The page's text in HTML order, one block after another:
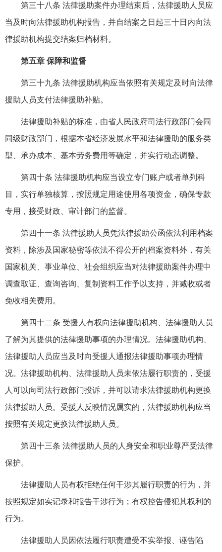
第三十八条 法律援助案件办理结束后，法律援助人员应
当及时向法律援助机构报告，并自结案之日起三十日内向法
律援助机构提交结案归档材料。
第五章 保障和监督
第三十九条 法律援助机构应当依照有关规定及时向法律
援助人员支付法律援助补贴。
法律援助补贴的标准，由省人民政府司法行政部门会同
同级财政部门，根据本省经济发展水平和法律援助的服务类
型、承办成本、基本劳务费用等确定，并实行动态调整。
第四十条 法律援助机构应当设立专门账户或者单列科
目，实行单独核算，按照规定用途使用各项资金，确保专款
专用，接受财政、审计部门的监督。
第四十一条 法律援助人员凭法律援助公函依法利用档案
资料，除涉及国家秘密等依法不得公开的档案资料外，有关
国家机关、事业单位、社会组织应当对法律援助案件办理中
调查取证、查询咨询、复制资料工作予以支持，并减收或者
免收相关费用。
第四十二条 受援人有权向法律援助机构、法律援助人员
了解为其提供的法律援助事项的办理情况。法律援助机构、
法律援助人员应当及时向受援人通报法律援助事项办理情
况。法律援助机构、法律援助人员未依法履行职责的，受援
人可以向司法行政部门投诉，并可以请求法律援助机构更换
法律援助人员。受援人反映情况属实的，法律援助机构应当
按照有关规定更换法律援助人员。
第四十三条 法律援助人员的人身安全和职业尊严受法律
保护。
法律援助人员有权拒绝任何干涉其履行职责的行为，并
按照规定如实记录和报告干涉行为；有权控告侵犯其权利的
行为。
法律援助人员因依法履行职责遭受不实举报、诬告陷